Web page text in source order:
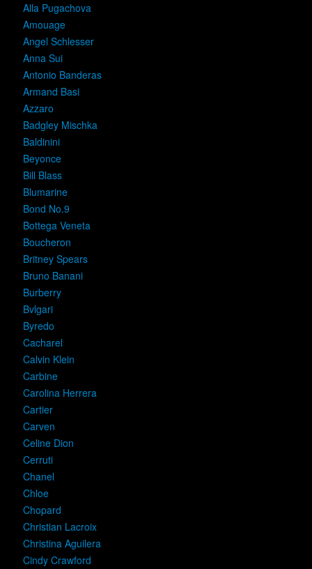
Alla Pugachova
Amouage
Angel Schlesser
Anna Sui
Antonio Banderas
Armand Basi
Azzaro
Badgley Mischka
Baldinini
Beyonce
Bill Blass
Blumarine
Bond No.9
Bottega Veneta
Boucheron
Britney Spears
Bruno Banani
Burberry
Bvlgari
Byredo
Cacharel
Calvin Klein
Carbine
Carolina Herrera
Cartier
Carven
Celine Dion
Cerruti
Chanel
Chloe
Chopard
Christian Lacroix
Christina Aguilera
Cindy Crawford